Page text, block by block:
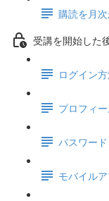
購読を月
受講を開始した
ログイン
プロフィ
パスワー
モバイル